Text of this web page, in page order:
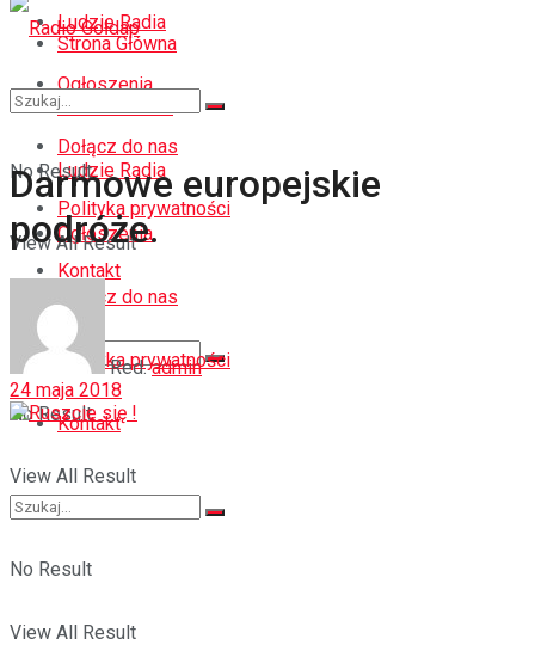
Ludzie Radia
Ogłoszenia
Dołącz do nas
Polityka prywatności
Kontakt
No Result
View All Result
Strona Główna
Pozdrowienia
Ludzie Radia
Ogłoszenia
Dołącz do nas
Polityka prywatności
Kontakt
No Result
View All Result
No Result
View All Result
Darmowe europejskie
podróże.
Red. admin
24 maja 2018